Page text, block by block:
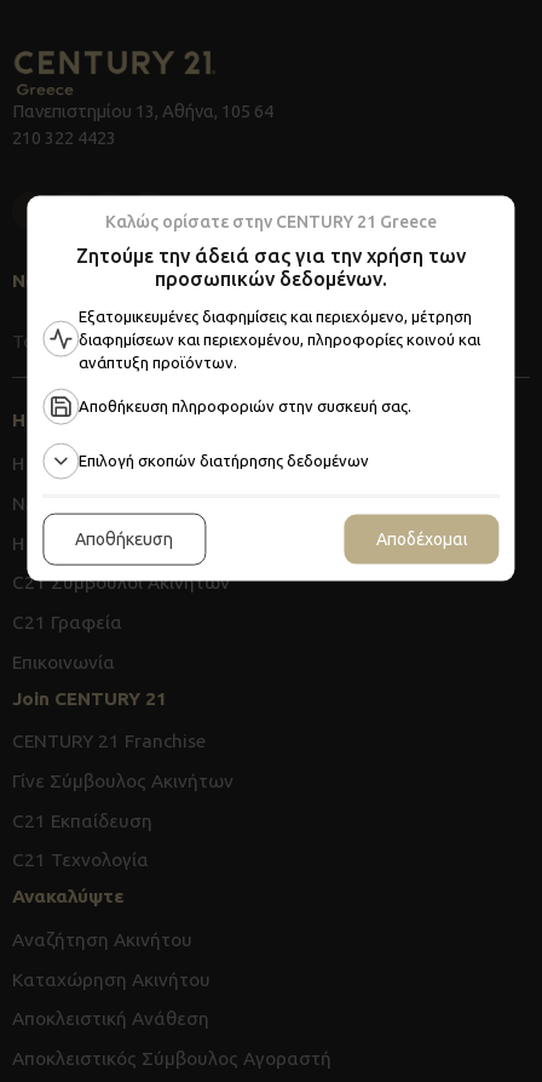
Καλώς ορίσατε στην CENTURY 21 Greece
Ζητούμε την άδειά σας για την χρήση των
προσωπικών δεδομένων.
Εξατομικευμένες διαφημίσεις και περιεχόμενο, μέτρηση
διαφημίσεων και περιεχομένου, πληροφορίες κοινού και
ανάπτυξη προϊόντων.
Αποθήκευση πληροφοριών στην συσκευή σας.
Επιλογή σκοπών διατήρησης δεδομένων
Αποθήκευση Αποδέχομαι
Πανεπιστημίου 13, Αθήνα, 105 64
210 322 4423
Newsletter
Eγγραφή
Η CENTURY 21
Η Εταιρεία
Νέα
Η Ιστορία
C21 Σύμβουλοι Ακινήτων
C21 Γραφεία
Επικοινωνία
Join CENTURY 21
CENTURY 21 Franchise
Γίνε Σύμβουλος Ακινήτων
C21 Εκπαίδευση
C21 Τεχνολογία
Ανακαλύψτε
Αναζήτηση Ακινήτου
Καταχώρηση Ακινήτου
Αποκλειστική Ανάθεση
Αποκλειστικός Σύμβουλος Αγοραστή